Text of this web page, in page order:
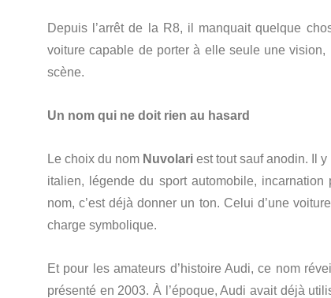
Depuis l’arrêt de la R8, il manquait quelque
voiture capable de porter à elle seule une
scène.
Un nom qui ne doit rien au hasard
Le choix du nom Nuvolari est tout sauf anodin. Il
italien, légende du sport automobile,
nom, c’est déjà donner un ton. Celui d’une
charge symbolique.
Et pour les amateurs d’histoire Audi, ce nom
présenté en 2003. À l’époque, Audi avait déjà